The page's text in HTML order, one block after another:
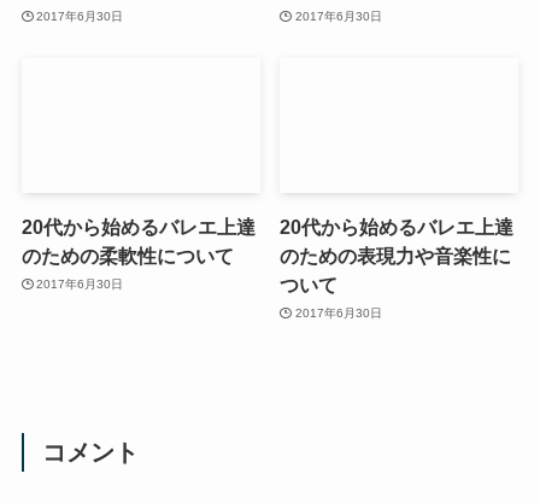
2017年6月30日 2017年6月30日
20代から始めるバレエ上達
のための柔軟性について
2017年6月30日
20代から始めるバレエ上達
のための表現力や音楽性に
ついて
2017年6月30日
コメント